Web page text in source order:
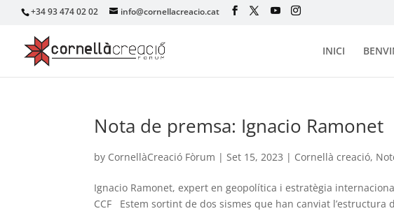
+34 93 474 02 02 info@cornellacreacio.cat
INICI
Nota de premsa: Ignacio Ramonet
by CornellàCreació Fòrum |Set 15, 2023 | Cornellà creació,
Ignacio Ramonet, expert en geopolítica i estratègia
CCF Estem sortint de dos sismes que han canviat